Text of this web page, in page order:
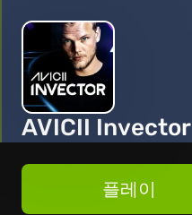
AVICII Invector
플레이